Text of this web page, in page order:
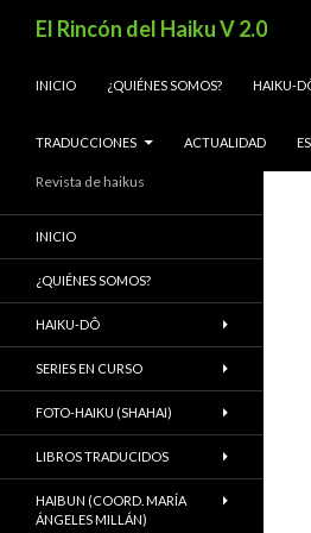
El Rincón del Haiku V 2.0
INICIO
¿QUIÉNES SOMOS? HAIKU-
TRADUCCIONES ACTUALIDAD
Revista de haikus
INICIO
¿QUIÉNES SOMOS?
HAIKU-DÔ
SERIES EN CURSO
FOTO-HAIKU (SHAHAI)
LIBROS TRADUCIDOS
HAIBUN (COORD. MARÍA
ÁNGELES MILLÁN)